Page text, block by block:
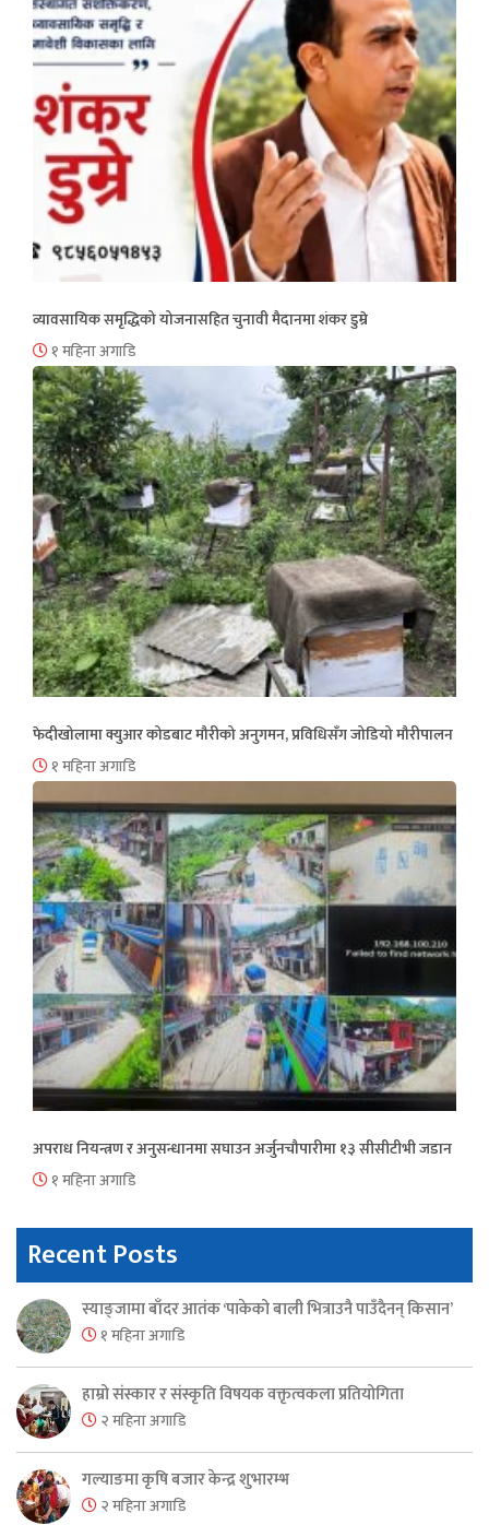
व्यावसायिक समृद्धिको योजनासहित चुनावी मैदानमा शंकर डुम्रे
१ महिना अगाडि
फेदीखोलामा क्युआर कोडबाट मौरीको अनुगमन, प्रविधिसँग जोडियो मौरीपालन
१ महिना अगाडि
अपराध नियन्त्रण र अनुसन्धानमा सघाउन अर्जुनचौपारीमा १३ सीसीटीभी जडान
१ महिना अगाडि
Recent Posts
स्याङ्जामा बाँदर आतंक ‘पाकेको बाली भित्राउनै पाउँदैनन् किसान’
१ महिना अगाडि
हाम्रो संस्कार र संस्कृति विषयक वक्तृत्वकला प्रतियोगिता
२ महिना अगाडि
गल्याङमा कृषि बजार केन्द्र शुभारम्भ
२ महिना अगाडि